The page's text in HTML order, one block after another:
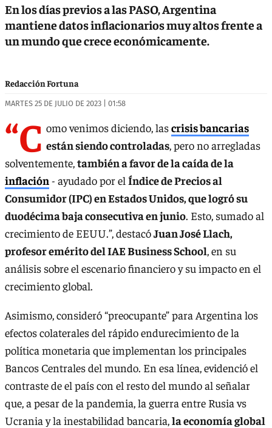
En los días previos a las PASO, Argentina
mantiene datos inflacionarios muy altos frente a
un mundo que crece económicamente.
Redacción Fortuna
MARTES 25 DE JULIO DE 2023 | 01:58
“C omo venimos diciendo, lascrisis bancarias
están siendo controladas, pero no arregladas
solventemente,también a favor de la caída de la
inflación- ayudado por el Índice de Precios al
Consumidor (IPC) en Estados Unidos, que logró su
duodécima baja consecutiva en junio. Esto, sumado al
crecimiento de EEUU.”, destacóJuan José Llach,
profesor emérito del IAE Business School, en su
análisis sobre el escenario financiero y su impacto en el
crecimiento global.
Asimismo, consideró “preocupante” para Argentina los
efectos colaterales del rápido endurecimiento de la
política monetaria que implementan los principales
Bancos Centrales del mundo. En esa línea, evidenció el
contraste de el país con el resto del mundo al señalar
que, a pesar de la pandemia, la guerra entre Rusia vs
Ucrania y la inestabilidad bancaria,la economía global